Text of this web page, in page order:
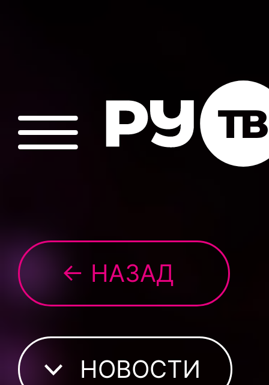
← НАЗАД
НОВОСТИ